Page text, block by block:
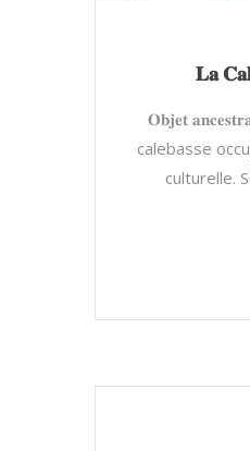
𝐋𝐚
𝐎𝐛𝐣𝐞𝐭
calebasse
culturelle.